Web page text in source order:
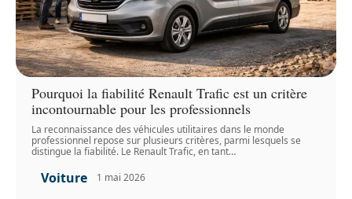
Pourquoi la fiabilité Renault Trafic est un critère
incontournable pour les professionnels
La reconnaissance des véhicules utilitaires dans le monde
professionnel repose sur plusieurs critères, parmi lesquels se
distingue la fiabilité. Le Renault Trafic, en tant…
Voiture 1 mai 2026